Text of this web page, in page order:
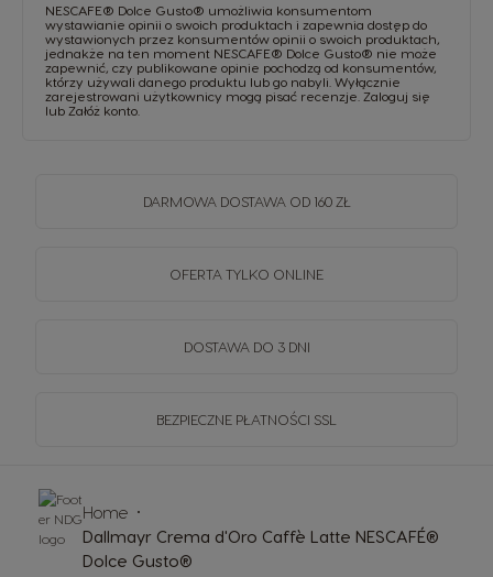
NESCAFE® Dolce Gusto® umożliwia konsumentom
wystawianie opinii o swoich produktach i zapewnia dostęp do
wystawionych przez konsumentów opinii o swoich produktach,
jednakże na ten moment NESCAFE® Dolce Gusto® nie może
zapewnić, czy publikowane opinie pochodzą od konsumentów,
którzy używali danego produktu lub go nabyli. Wyłącznie
zarejestrowani użytkownicy mogą pisać recenzje. Zaloguj się
lub Załóż konto
DARMOWA DOSTAWA OD 160 ZŁ
OFERTA TYLKO ONLINE
DOSTAWA DO 3 DNI
BEZPIECZNE PŁATNOŚCI SSL
Home
Dallmayr Crema d'Oro Caffè Latte NESCAFÉ®
Dolce Gusto®